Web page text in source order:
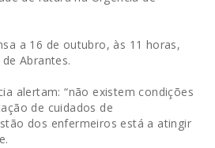
a 16 de outubro, às 11 horas,
Abrantes.
alertam: “não existem condições
de cuidados de
dos enfermeiros está a atingir